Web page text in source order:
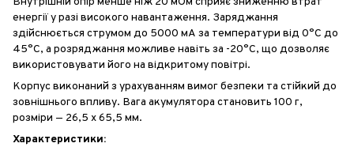
енергії у разі високого навантаження. Заряджання
здійснюється струмом до 5000 мА за температури від 0°C до
45°C, а розряджання можливе навіть за -20°C, що дозволяє
використовувати його на відкритому повітрі.
Корпус виконаний з урахуванням вимог безпеки та стійкий до
зовнішнього впливу. Вага акумулятора становить 100 г,
розміри — 26,5 х 65,5 мм.
Характеристики: